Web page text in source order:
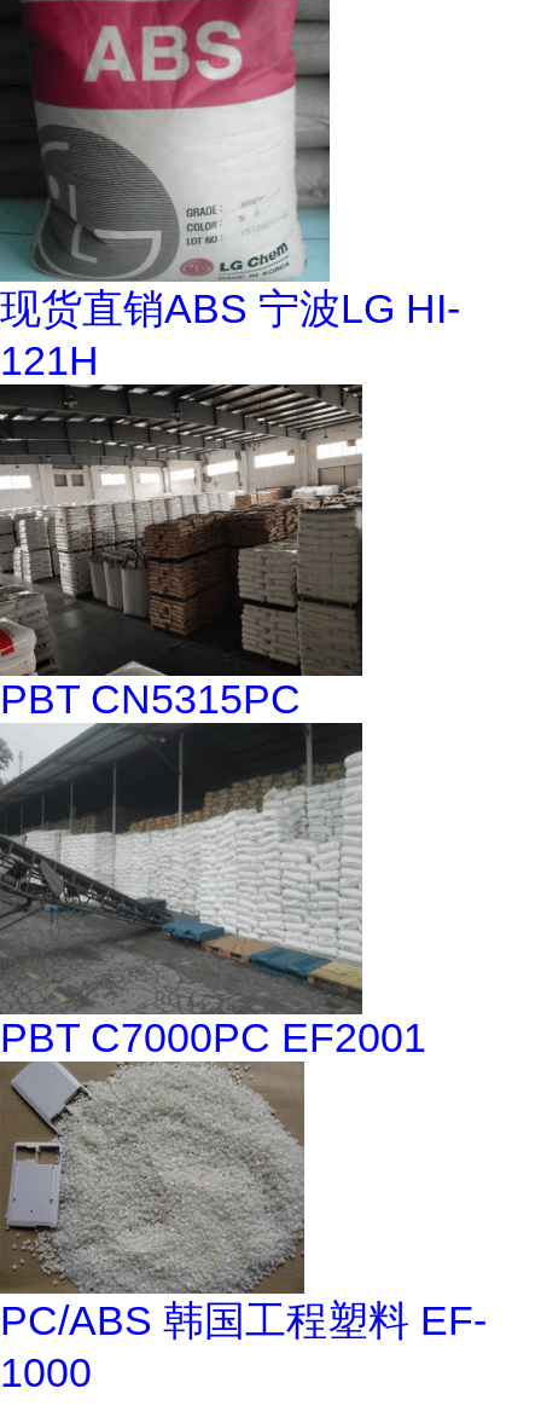
现货直销ABS 宁波LG HI-
121H
PBT CN5315PC
PBT C7000PC EF2001
PC/ABS 韩国工程塑料 EF-
1000